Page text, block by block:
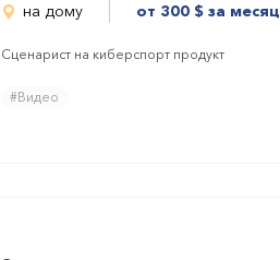
на дому от 300 $ за месяц
Сценарист на киберспорт продукт
#Видео